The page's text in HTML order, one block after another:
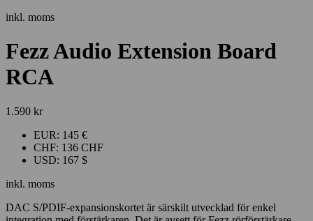
inkl. moms
Fezz Audio Extension Board
RCA
1.590 kr
EUR: 145 €
CHF: 136 CHF
USD: 167 $
inkl. moms
DAC S/PDIF-expansionskortet är särskilt utvecklad för enkel